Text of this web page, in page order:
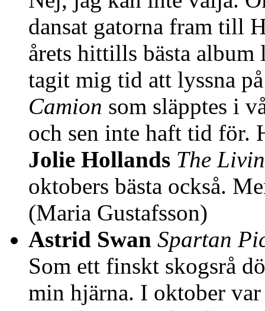
dansat gatorna fram till
årets hittills bästa
tagit mig tid att lyssna
Camion som släpptes i
och sen inte haft tid för.
Jolie Hollands The
oktobers bästa också.
(Maria Gustafsson)
Astrid Swan Spartan
Som ett finskt skogsrå
min hjärna. I oktober